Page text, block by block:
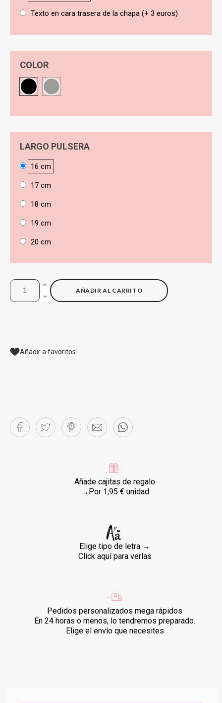
Texto en cara trasera de la chapa (+ 3 euros)
COLOR
NegroGris
LARGO PULSERA
16 cm
17 cm
18 cm
19 cm
20 cm
AÑADIR AL CARRITO
Añadir a favoritos
Añade cajitas de regalo
→Por 1,95 € unidad
Elige tipo de letra →
Click aquí para verlas
Pedidos personalizados mega rápidos
En 24 horas o menos, lo tendremos preparado.
Elige el envío que necesites